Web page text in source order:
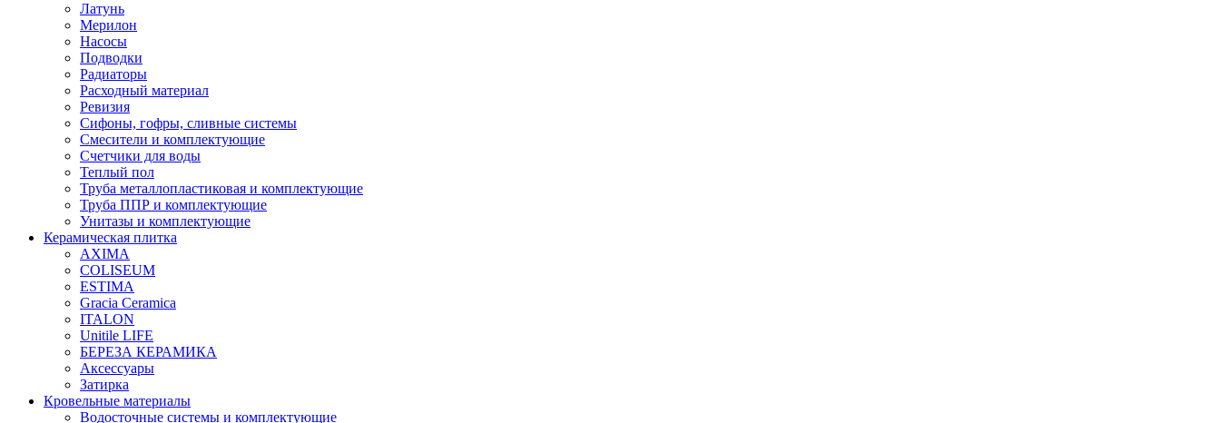
Латунь
Мерилон
Насосы
Подводки
Радиаторы
Расходный материал
Ревизия
Сифоны, гофры, сливные системы
Смесители и комплектующие
Счетчики для воды
Теплый пол
Труба металлопластиковая и комплектующие
Труба ППР и комплектующие
Унитазы и комплектующие
Керамическая плитка
AXIMA
COLISEUM
ESTIMA
Gracia Ceramica
ITALON
Unitile LIFE
БЕРЕЗА КЕРАМИКА
Аксессуары
Затирка
Кровельные материалы
Водосточные системы и комплектующие